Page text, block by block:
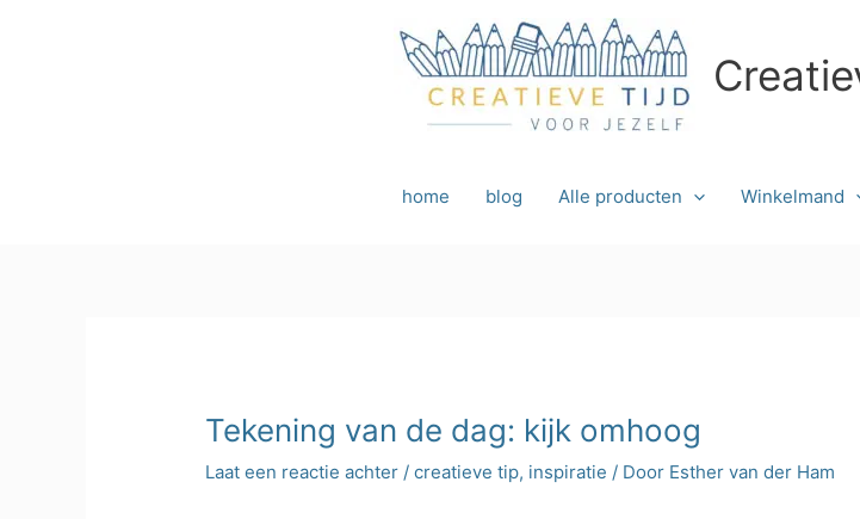
home blog Alle producten Winkelmand
Tekening van de dag: kijk omhoog
Laat een reactie achter /creatieve tip, inspiratie / Door Esther van der Ham